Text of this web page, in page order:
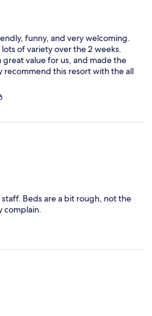
funny, and very welcoming.
of variety over the 2 weeks.
great value for us, and made the
recommend this resort with the all
Beds are a bit rough, not the
complain.